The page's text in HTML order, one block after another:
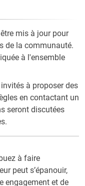
mis à jour pour
de la communauté.
à l'ensemble
à proposer des
en contactant un
seront discutées
à faire
peut s’épanouir,
engagement et de